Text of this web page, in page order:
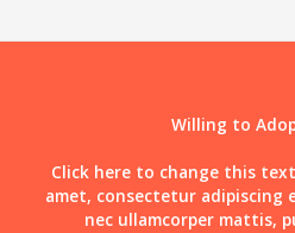
Willing to
Click here to change this
amet, consectetur
nec ullamcorper mattis,